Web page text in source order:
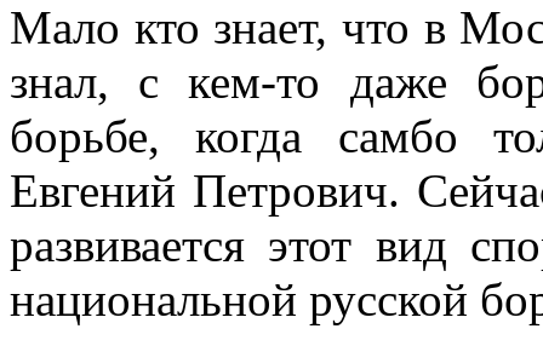
Мало кто знает, что в
знал, с кем-то даже
борьбе, когда самбо
Евгений Петрович.
развивается этот вид
национальной русской